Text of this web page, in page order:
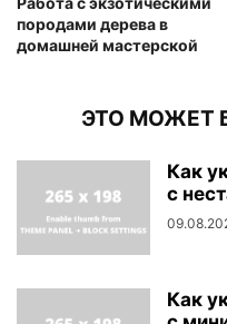
породами дерева в
домашней мастерской
ЭТО МОЖЕТ
Как
с
Как